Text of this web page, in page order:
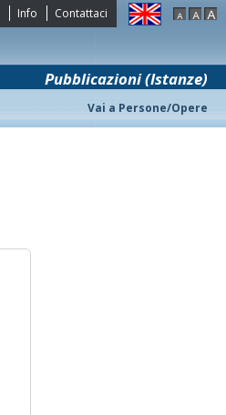
Info Contattaci
Pubblicazioni (Istanze)
Vai a Persone/Opere